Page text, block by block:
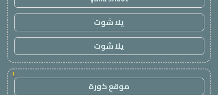
يلا شوت
يلا شوت
!
موقع كورة